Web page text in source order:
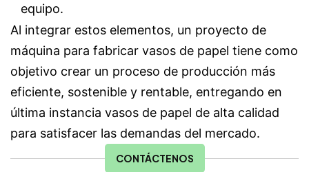
equipo.
Al integrar estos elementos, un proyecto de
máquina para fabricar vasos de papel tiene como
objetivo crear un proceso de producción más
eficiente, sostenible y rentable, entregando en
última instancia vasos de papel de alta calidad
para satisfacer las demandas del mercado.
CONTÁCTENOS